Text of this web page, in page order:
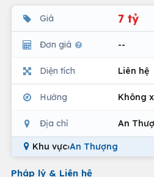
Giá 7 tỷ
Đơn giá --
Diện tích Liên hệ
Hướng Không
Địa chỉ An
Khu vực›An Thượng
Pháp lý & Liên hệ